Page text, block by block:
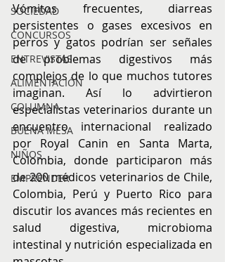
SOCIEDAD
CONCURSOS
ENTREVISTAS
ALIMENTACIÓN
COLUMNA
BUENA MESA
NIÑOS
EMPRENDER
Vómitos frecuentes, diarreas
persistentes o gases excesivos en
perros y gatos podrían ser señales
de problemas digestivos más
complejos de lo que muchos tutores
imaginan. Así lo advirtieron
especialistas veterinarios durante un
encuentro internacional realizado
por Royal Canin en Santa Marta,
Colombia, donde participaron más
de 200 médicos veterinarios de Chile,
Colombia, Perú y Puerto Rico para
discutir los avances más recientes en
salud digestiva, microbioma
intestinal y nutrición especializada en